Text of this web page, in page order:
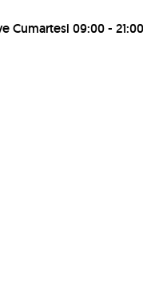
Cumartesi 09:00 - 21:00